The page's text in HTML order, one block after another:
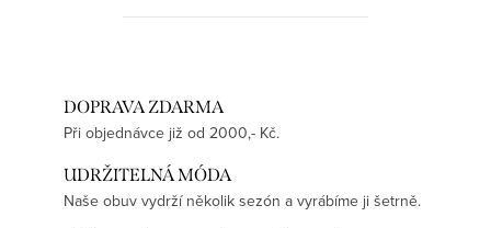
DOPRAVA ZDARMA
Při objednávce již od 2000,- Kč.
UDRŽITELNÁ MÓDA
Naše obuv vydrží několik sezón a vyrábíme ji šetrně.